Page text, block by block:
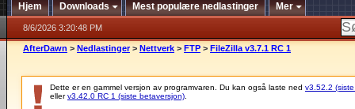
Hjem Downloads Mest populære nedlastinger Mer
8/6/2026 3:20:48 PM
AfterDawn > Nedlastinger > Nettverk > FTP > FileZilla v3.7.1 RC 1
Dette er en gammel versjon av programvaren. Du kan også laste ned v3.52.2
ellerv3.42.0 RC 1 (siste betaversjon)